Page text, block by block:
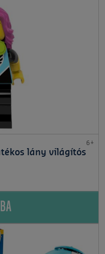
6+
lány világítós